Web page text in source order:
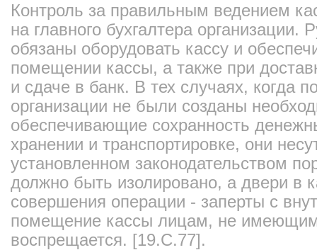
Контроль за правильным ведением
на главного бухгалтера организации.
обязаны оборудовать кассу и
помещении кассы, а также при
и сдаче в банк. В тех случаях, когда
организации не были созданы
обеспечивающие сохранность
хранении и транспортировке, они
установленном законодательством
должно быть изолировано, а двери в
совершения операции - заперты с
помещение кассы лицам, не
воспрещается. [19.C.77].